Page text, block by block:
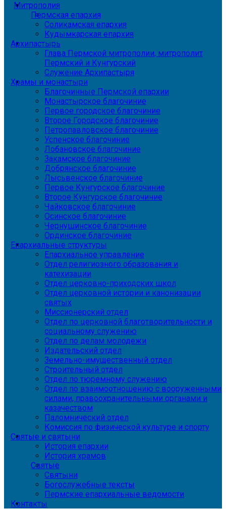
Митрополия
Пермская епархия
Соликамская епархия
Кудымкарская епархия
Архипастырь
Глава Пермской митрополии, митрополит
Пермский и Кунгурский
Служение Архипастыря
Храмы и монастыри
Благочинные Пермской епархии
Монастырское благочиние
Первое городское благочиние
Второе Городское благочиние
Петропавловское благочиние
Успенское благочиние
Лобановское благочиние
Закамское благочиние
Добрянское благочиние
Лысьвенское благочиние
Первое Кунгурское благочиние
Второе Кунгурское благочиние
Чайковское благочиние
Осинское благочиние
Чернушинское благочиние
Ординское благочиние
Епархиальные структуры
Епархиальное управление
Отдел религиозного образования и
катехизации
Отдел церковно-приходских школ
Отдел церковной истории и канонизации
святых
Миссионерский отдел
Отдел по церковной благотворительности и
социальному служению
Отдел по делам молодежи
Издательский отдел
Земельно-имущественный отдел
Строительный отдел
Отдел по тюремному служению
Отдел по взаимоотношению с вооруженными
силами, правоохранительными органами и
казачеством
Паломнический отдел
Комиссия по физической культуре и спорту
Святые и святыни
История епархии
История храмов
Святые
Святыни
Богослужебные тексты
Пермские епархиальные ведомости
Контакты